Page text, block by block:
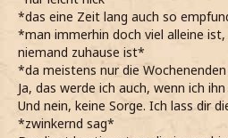
*das eine Zeit lang auch so
*man immerhin doch viel alleine
niemand zuhause ist*
*da meistens nur die
Ja, das werde ich auch, wenn ich
Und nein, keine Sorge. Ich lass dir
*zwinkernd sag*